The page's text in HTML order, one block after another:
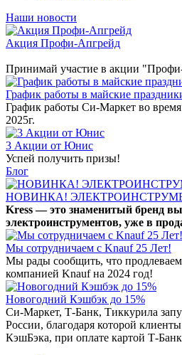
Наши новости
Акция Профи-Апгрейд
Принимай участие в акции
График работы в майские
График работы Си-Маркет во
2025г.
3 Акции от Юнис
Успей получить призы!
Блог
НОВИНКА!
Kress — это знаменитый бренд
электроинструментов, уже в
Мы сотрудничаем с Knauf 25 Лет!
Мы рады сообщить, что продлеваем
компанией Knauf на 2024 год!
Новогодний Кэшбэк до 15%
Си-Маркет, Т-Банк, Тиккурила
России, благодаря которой
КэшБэка, при оплате картой Т-